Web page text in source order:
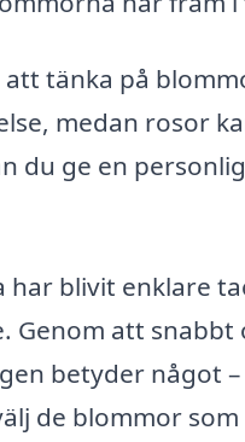
tänka på
medan rosor
du ge en
blivit enklare
att snabbt
betyder något
de blommor